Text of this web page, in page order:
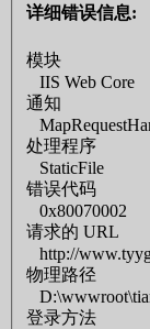
详细错误信息:
模块
IIS Web Core
通知
处理程序
StaticFile
错误代码
0x80070002
请求的 URL
http://
物理路径
登录方法